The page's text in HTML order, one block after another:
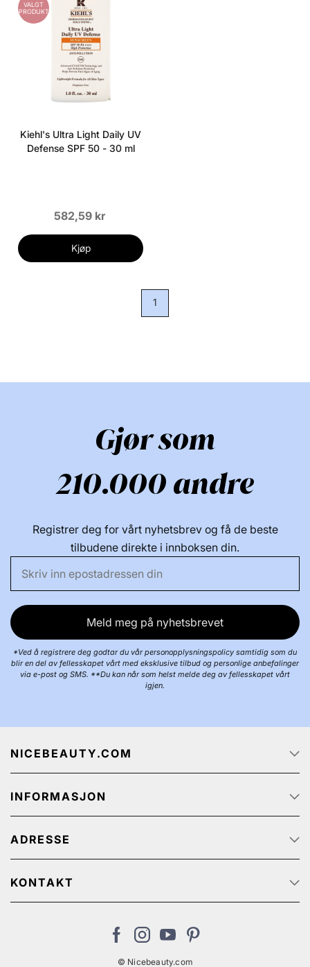
VALGT
PRODUKT
Kiehl's Ultra Light Daily UV
Defense SPF 50 - 30 ml
582,59 kr
Kjøp
1
Gjør som
210.000 andre
Registrer deg for vårt nyhetsbrev og få de beste
tilbudene direkte i innboksen din.
Meld meg på nyhetsbrevet
*Ved å registrere deg godtar du vår personopplysningspolicy samtidig som du
blir en del av fellesskapet vårt med eksklusive tilbud og personlige anbefalinger
via e-post og SMS. **Du kan når som helst melde deg av fellesskapet vårt
igjen.
NICEBEAUTY.COM
Jobb
Om oss
Track & Trace
INFORMASJON
Kjøpsbetingelser
Personvernerklæring
Retur
ADRESSE
Stærevej 2,
6705 Esbjerg, Denmark
KONTAKT
© Nicebeauty.com